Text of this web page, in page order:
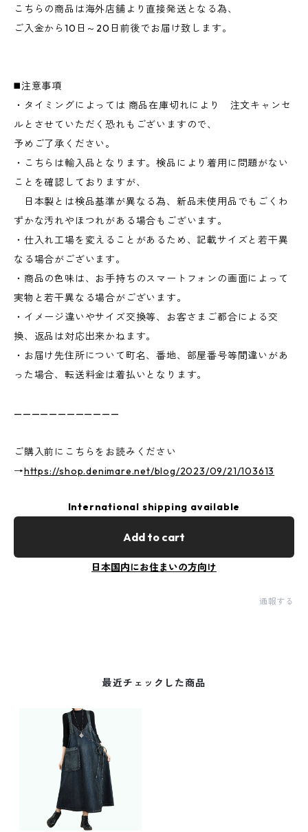
こちらの商品は海外店舗より直接発送となる為、
ご入金から10日～20日前後でお届け致します。
◼️注意事項
・タイミングによっては 商品在庫切れにより 注文キャンセ
ルとさせていただく恐れもございますので、
予めご了承ください。
・こちらは輸入品となります。検品により着用に問題がない
ことを確認しておりますが、
日本製とは検品基準が異なる為、新品未使用品でもごくわ
ずかな汚れやほつれがある場合もございます。
・仕入れ工場を変えることがあるため、記載サイズと若干異
なる場合がございます。
・商品の色味は、お手持ちのスマートフォンの画面によって
実物と若干異なる場合がございます。
・イメージ違いやサイズ交換等、お客さまご都合による交
換、返品は対応出来かねます。
・お届け先住所について町名、番地、部屋番号等間違いがあ
った場合、転送料金は着払いとなります。
————————————
ご購入前にこちらをお読みください
→https://shop.denimare.net/blog/2023/09/21/103613
International shipping available
Add to cart
日本国内にお住まいの方向け
通報する
最近チェックした商品